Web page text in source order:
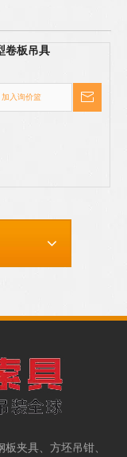
卷板吊具
加入询价篮
板夹具、 方坯吊钳、